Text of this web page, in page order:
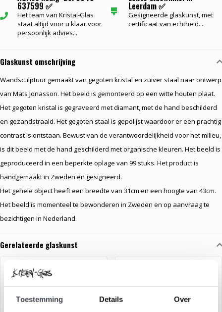
Toestemming Details Over
637599 ✅
Het team van Kristal-Glas
staat altijd voor u klaar voor
persoonlijk advies...
Leerdam ✅
Gesigneerde glaskunst, met
certificaat van echtheid....
Glaskunst omschrijving
Wandsculptuur gemaakt van gegoten kristal en zuiver staal naar ontwerp
van Mats Jonasson. Het beeld is gemonteerd op een witte houten plaat.
Het gegoten kristal is gegraveerd met diamant, met de hand beschilderd
en gezandstraald. Het gegoten staal is gepolijst waardoor er een prachtig
contrast is ontstaan. Bewust van de verantwoordelijkheid voor het milieu,
is dit beeld met de hand geschilderd met organische kleuren. Het beeld is
geproduceerd in een beperkte oplage van 99 stuks. Het product is
handgemaakt in Zweden en gesigneerd.
Het gehele object heeft een breedte van 31cm en een hoogte van 43cm.
Het beeld is momenteel te bewonderen in Zweden en op aanvraag te
bezichtigen in Nederland.
Gerelateerde glaskunst